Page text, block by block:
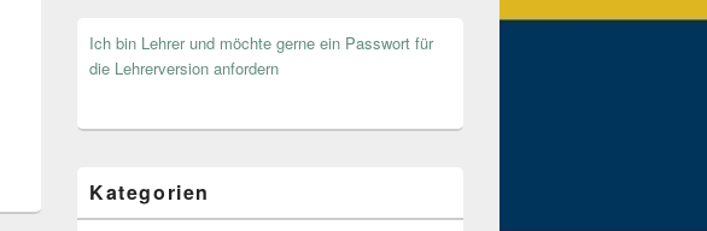
Ich bin Lehrer und möchte gerne ein Passwort für
die Lehrerversion anfordern
Kategorien